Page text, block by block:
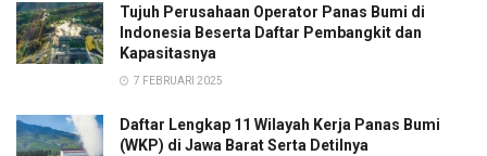
Tujuh Perusahaan Operator Panas Bumi di
Indonesia Beserta Daftar Pembangkit dan
Kapasitasnya
7 FEBRUARI 2025
Daftar Lengkap 11 Wilayah Kerja Panas Bumi
(WKP) di Jawa Barat Serta Detilnya